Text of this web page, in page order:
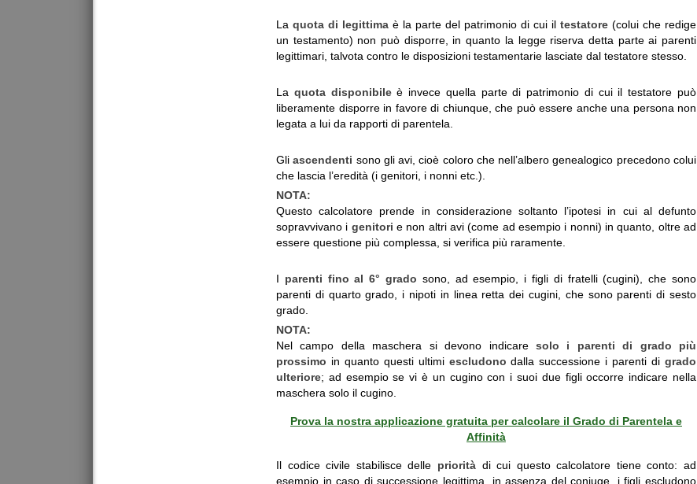
La quota di legittima è la parte del patrimonio di cui il testatore (colui che redige
un testamento) non può disporre, in quanto la legge riserva detta parte ai parenti
legittimari, talvota contro le disposizioni testamentarie lasciate dal testatore stesso.
La quota disponibileè invece quella parte di patrimonio di cui il testatore può
liberamente disporre in favore di chiunque, che può essere anche una persona non
legata a lui da rapporti di parentela.
Gliascendenti sono gli avi, cioè coloro che nell’albero genealogico precedono colui
che lascia l’eredità (i genitori, i nonni etc.).
NOTA:
Questo calcolatore prende in considerazione soltanto l’ipotesi in cui al defunto
sopravvivano i genitori e non altri avi (come ad esempio i nonni) in quanto, oltre ad
essere questione più complessa, si verifica più raramente.
I parenti fino al 6° grado sono, ad esempio, i figli di fratelli (cugini), che sono
parenti di quarto grado, i nipoti in linea retta dei cugini, che sono parenti di sesto
grado.
NOTA:
Nel campo della maschera si devono indicare solo i parenti di grado più
prossimo in quanto questi ultimi escludono dalla successione i parenti digrado
ulteriore; ad esempio se vi è un cugino con i suoi due figli occorre indicare nella
maschera solo il cugino.
Prova la nostra applicazione gratuita per calcolare il Grado di Parentela e
Affinità
Il codice civile stabilisce delle prioritàdi cui questo calcolatore tiene conto: ad
esempio in caso di successione legittima, in assenza del coniuge, i figli escludono